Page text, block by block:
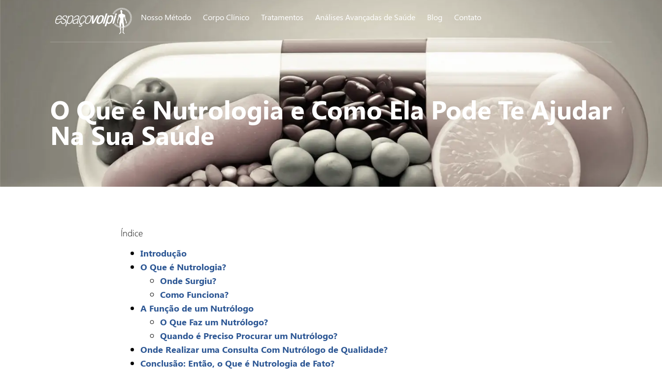
Nosso Método Corpo Clínico Tratamentos Análises Avançadas de Saúde Blog Contato
O Que é Nutrologia e Como Ela Pode Te Ajudar
Na Sua Saúde
Índice
Introdução
O Que é Nutrologia?
Onde Surgiu?
Como Funciona?
A Função de um Nutrólogo
O Que Faz um Nutrólogo?
Quando é Preciso Procurar um Nutrólogo?
Onde Realizar uma Consulta Com Nutrólogo de Qualidade?
Conclusão: Então, o Que é Nutrologia de Fato?